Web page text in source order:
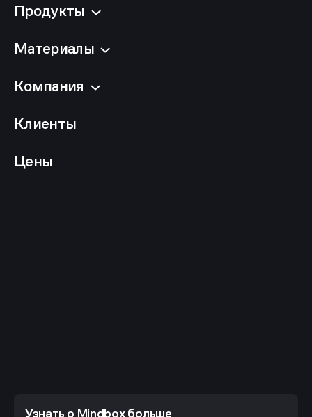
Продукты
Материалы
Компания
Клиенты
Цены
Узнать о Mindbox больше